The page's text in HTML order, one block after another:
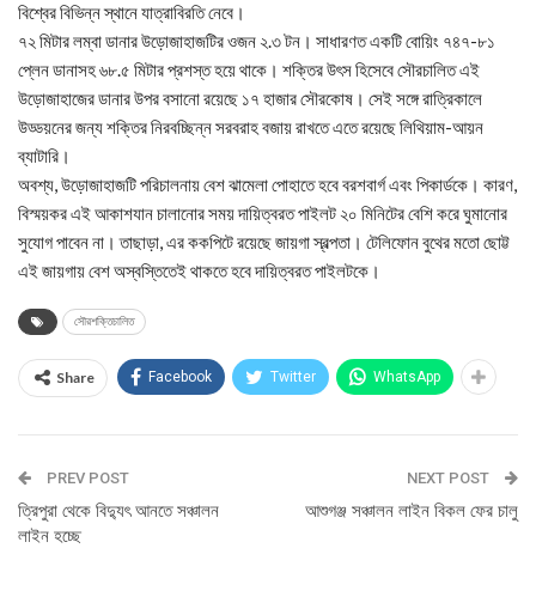
বিশ্বের বিভিন্ন স্থানে যাত্রাবিরতি নেবে।
৭২ মিটার লম্বা ডানার উড়োজাহাজটির ওজন ২.৩ টন। সাধারণত একটি বোয়িং ৭৪৭-৮১
প্লেন ডানাসহ ৬৮.৫ মিটার প্রশস্ত হয়ে থাকে। শক্তির উৎস হিসেবে সৌরচালিত এই
উড়োজাহাজের ডানার উপর বসানো রয়েছে ১৭ হাজার সৌরকোষ। সেই সঙ্গে রাত্রিকালে
উড্ডয়নের জন্য শক্তির নিরবচ্ছিন্ন সরবরাহ বজায় রাখতে এতে রয়েছে লিথিয়াম-আয়ন
ব্যাটারি।
অবশ্য, উড়োজাহাজটি পরিচালনায় বেশ ঝামেলা পোহাতে হবে বরশবার্গ এবং পিকার্ডকে। কারণ,
বিস্ময়কর এই আকাশযান চালানোর সময় দায়িত্বরত পাইলট ২০ মিনিটের বেশি করে ঘুমানোর
সুযোগ পাবেন না। তাছাড়া, এর ককপিটে রয়েছে জায়গা স্বল্পতা। টেলিফোন বুথের মতো ছোট্ট
এই জায়গায় বেশ অস্বস্তিতেই থাকতে হবে দায়িত্বরত পাইলটকে।
সৌরশক্তিচালিত
Share Facebook Twitter WhatsApp
PREV POST
ত্রিপুরা থেকে বিদ্যুৎ আনতে সঞ্চালন
লাইন হচ্ছে
NEXT POST
আশুগঞ্জ সঞ্চালন লাইন বিকল ফের চালু